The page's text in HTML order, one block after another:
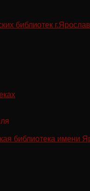
библиотека имени